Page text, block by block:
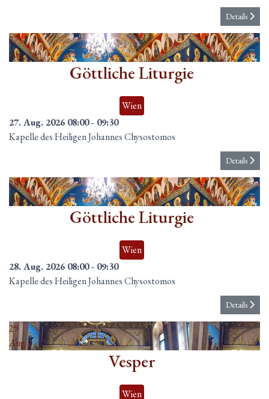
Details
27
Aug.
Göttliche Liturgie
Wien
27. Aug. 2026 08:00- 09:30
Kapelle des Heiligen Johannes Chysostomos
Details
28
Aug.
Göttliche Liturgie
Wien
28. Aug. 2026 08:00- 09:30
Kapelle des Heiligen Johannes Chysostomos
Details
29
Aug.
Vesper
Wien